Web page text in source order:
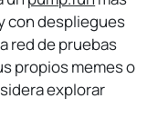
con despliegues
red de pruebas
propios memes o
explorar